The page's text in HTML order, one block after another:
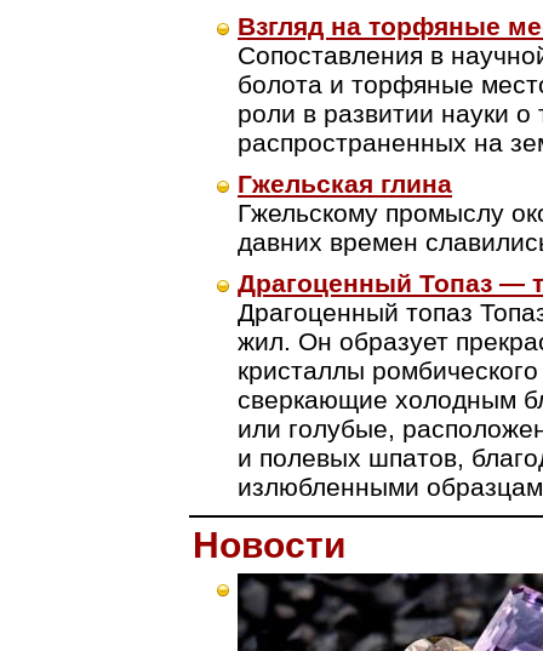
Взгляд на торфяные
Сопоставления в
болота и торфяные
роли в развитии науки
распространенных на
Гжельская глина
Гжельскому промыслу
давних времен
Драгоценный Топаз —
Драгоценный топаз
жил. Он образует
кристаллы
сверкающие холодным
или голубые,
и полевых шпатов,
излюбленными
Новости